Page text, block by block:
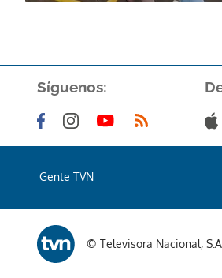
Síguenos:
Gente TVN
© Televisora Nacional,